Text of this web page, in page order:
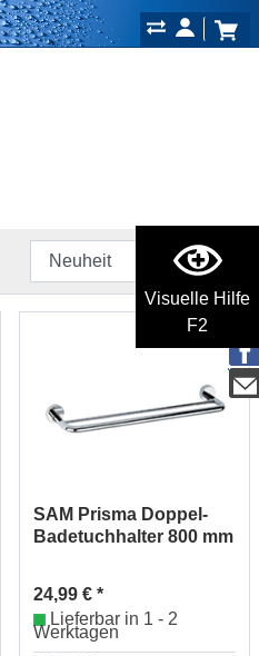
Visuelle Hilfe
F2
SAM Prisma Doppel-
Badetuchhalter 800 mm
24,99 € *
Lieferbar in 1 - 2
Werktagen